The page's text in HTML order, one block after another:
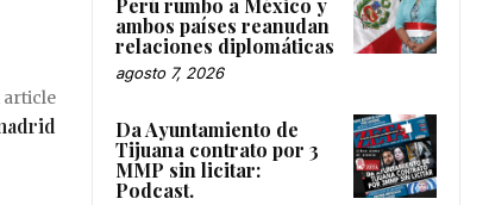
article
Perú rumbo a México y
ambos países reanudan
relaciones diplomáticas
agosto 7, 2026
Da Ayuntamiento de
Tijuana contrato por 3
MMP sin licitar:
Podcast.